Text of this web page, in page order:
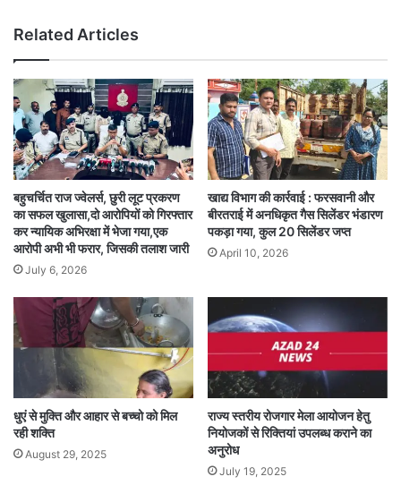
Related Articles
बहुचर्चित राज ज्वेलर्स, छुरी लूट प्रकरण
का सफल खुलासा,दो आरोपियों को गिरफ्तार
कर न्यायिक अभिरक्षा में भेजा गया,एक
आरोपी अभी भी फरार, जिसकी तलाश जारी
July 6, 2026
खाद्य विभाग की कार्रवाई : फरसवानी और
बीरतराई में अनधिकृत गैस सिलेंडर भंडारण
पकड़ा गया, कुल 20 सिलेंडर जप्त
April 10, 2026
धुएं से मुक्ति और आहार से बच्चो को मिल
रही शक्ति
August 29, 2025
राज्य स्तरीय रोजगार मेला आयोजन हेतु
नियोजकों से रिक्तियां उपलब्ध कराने का
अनुरोध
July 19, 2025